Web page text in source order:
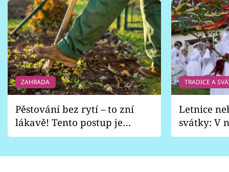
ZAHRADA
Pěstování bez rytí – to zní
lákavě! Tento postup je
vhodný jen pro některé
TRADICE A
Letnice
svátky: V
pondělí